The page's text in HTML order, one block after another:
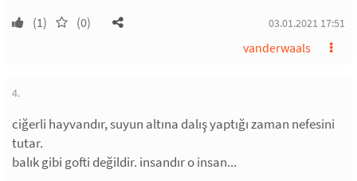
(1) (0) 03.01.2021 17:51
vanderwaals
4.
ciğerli hayvandır, suyun altına dalış yaptığı zaman nefesini
tutar.
balık gibi gofti değildir. insandır o insan...